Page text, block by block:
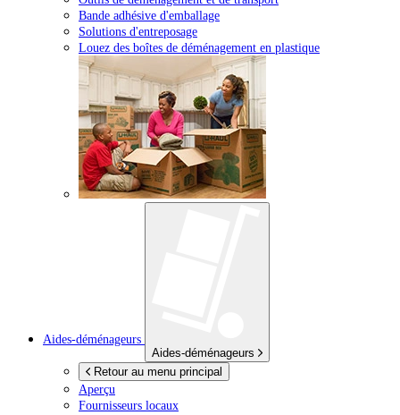
Bande adhésive d'emballage
Solutions d'entreposage
Louez des boîtes de déménagement en plastique
Aides-déménageurs
Aides-déménageurs
Retour au menu principal
Aperçu
Fournisseurs locaux